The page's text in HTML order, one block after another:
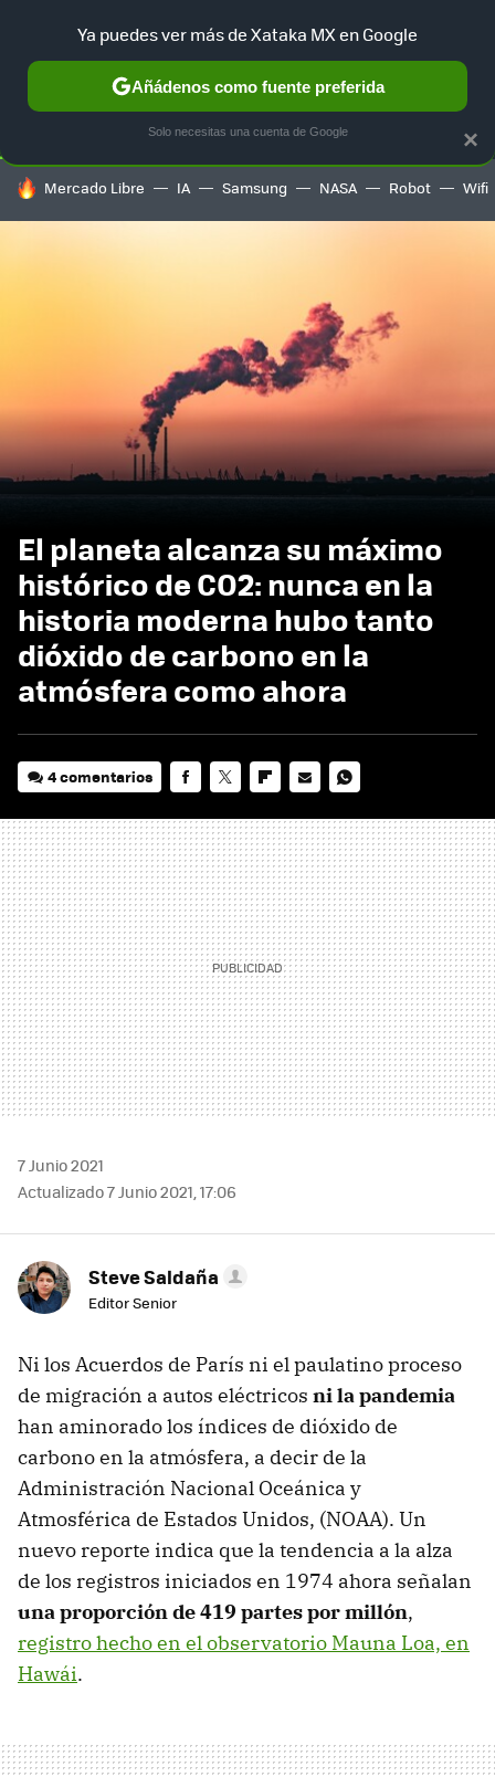
SELECCIÓN GAMING HOME AUTO TERRITORIO
HOY SE HABLA DE
Mercado Libre IA Samsung NASA Robot Wifi
El planeta alcanza su máximo
histórico de CO2: nunca en la
historia moderna hubo tanto
dióxido de carbono en la
atmósfera como ahora
4 comentarios
MAIL
7 Junio 2021
Actualizado 7 Junio 2021, 17:06
Steve Saldaña
Editor Senior
Ni los Acuerdos de París ni el paulatino proceso
de migración a autos eléctricos ni la pandemia
han aminorado los índices de dióxido de
carbono en la atmósfera, a decir de la
Administración Nacional Oceánica y
Atmosférica de Estados Unidos, (NOAA). Un
nuevo reporte indica que la tendencia a la alza
de los registros iniciados en 1974 ahora señalan
una proporción de 419 partes por millón,
registro hecho en el observatorio Mauna Loa, en
Hawái.
×
Ya puedes ver más de Xataka MX en Google
Añádenos como fuente preferida
Solo necesitas una cuenta de Google